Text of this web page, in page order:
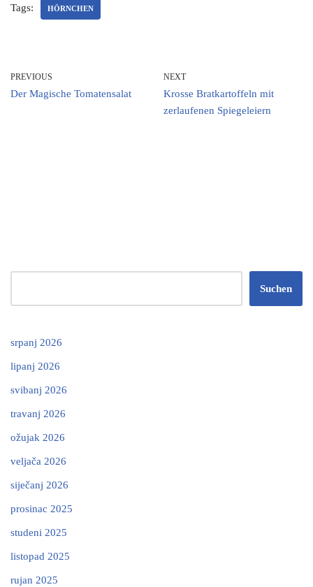
Tags: HÖRNCHEN
PREVIOUS
Der Magische Tomatensalat
NEXT
Krosse Bratkartoffeln mit
zerlaufenen Spiegeleiern
Suchen
srpanj 2026
lipanj 2026
svibanj 2026
travanj 2026
ožujak 2026
veljača 2026
siječanj 2026
prosinac 2025
studeni 2025
listopad 2025
rujan 2025